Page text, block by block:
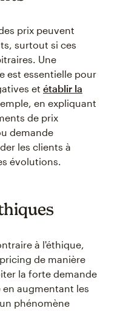
prix peuvent
surtout si ces
Une
est essentielle pour
et établir la
en expliquant
de prix
demande
les clients à
évolutions.
à l'éthique,
de manière
la forte demande
augmentant les
phénomène